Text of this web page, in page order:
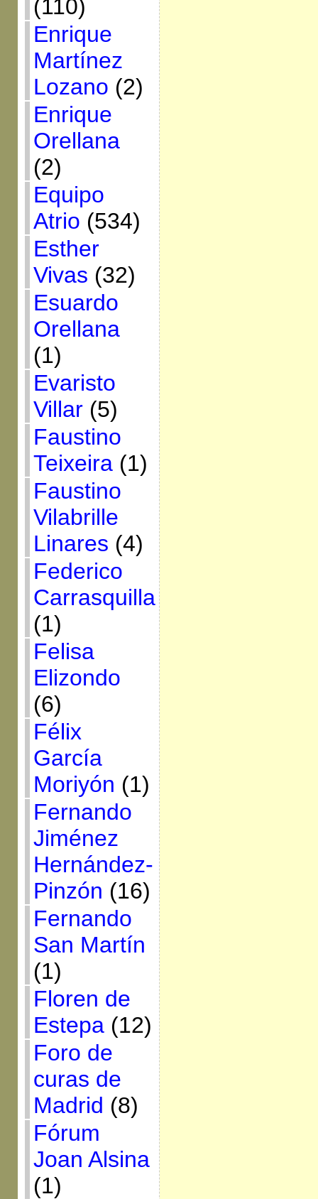
(110)
Enrique
Martínez
Lozano (2)
Enrique
Orellana
(2)
Equipo
Atrio (534)
Esther
Vivas (32)
Esuardo
Orellana
(1)
Evaristo
Villar(5)
Faustino
Teixeira(1)
Faustino
Vilabrille
Linares (4)
Federico
Carrasquilla
(1)
Felisa
Elizondo
(6)
Félix
García
Moriyón (1)
Fernando
Jiménez
Hernández-
Pinzón (16)
Fernando
San Martín
(1)
Floren de
Estepa(12)
Foro de
curas de
Madrid (8)
Fórum
Joan Alsina
(1)